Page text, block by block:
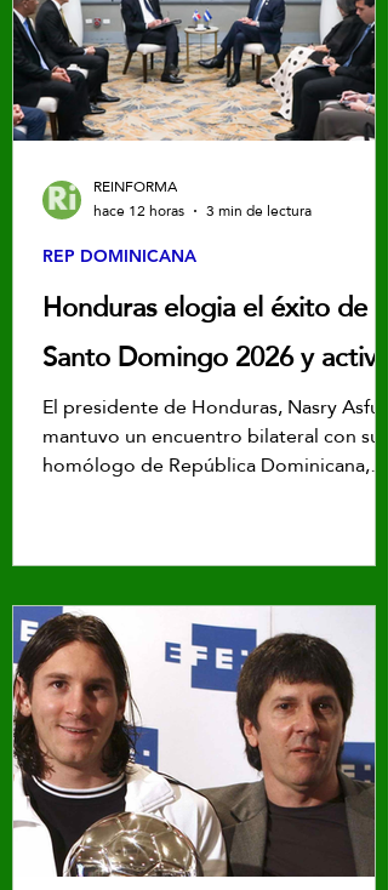
Honduras elogia el éxito de
Santo Domingo 2026 y activa
alianza con Abinader para
replicar el modelo en 2029
El presidente de Honduras, Nasry Asfura,
mantuvo un encuentro bilateral con su
homólogo de República Dominicana,
REP DOMINICANA
REINFORMA
hace 12 horas
3 min de lectura